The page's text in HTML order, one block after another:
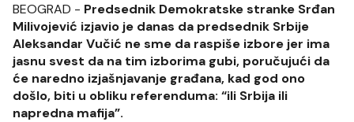
BEOGRAD - Predsednik Demokratske stranke Srđan
Milivojević izjavio je danas da predsednik Srbije
Aleksandar Vučić ne sme da raspiše izbore jer ima
jasnu svest da na tim izborima gubi, poručujući da
će naredno izjašnjavanje građana, kad god ono
došlo, biti u obliku referenduma: “ili Srbija ili
napredna mafija”.